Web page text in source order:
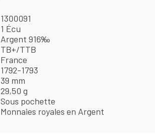
1300091
1 Écu
Argent 916‰
TB+/TTB
France
1792-1793
39 mm
29,50 g
Sous pochette
Monnaies royales en Argent